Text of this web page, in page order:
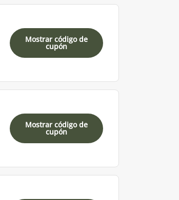
Mostrar código de
cupón
Mostrar código de
cupón